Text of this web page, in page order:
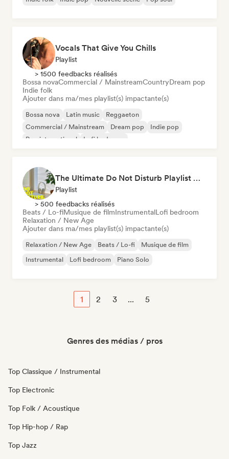
Vocals That Give You Chills
Playlist
> 1500 feedbacks réalisés
Bossa novaCommercial / MainstreamCountryDream pop
Indie folk
Ajouter dans ma/mes playlist(s) impactante(s)
Bossa nova Latin music
Reggaeton
Commercial / Mainstream
Dream pop
Indie pop
Pop international
Lofi bedroom
The Ultimate Do Not Disturb Playlist 🔕 Neo-Classical & Ambient Piano
Playlist
> 500 feedbacks réalisés
Beats / Lo-fiMusique de filmInstrumentalLofi bedroom
Relaxation / New Age
Ajouter dans ma/mes playlist(s) impactante(s)
Relaxation / New Age Beats / Lo-fi
Musique de film
Instrumental
Lofi bedroom Piano Solo
1 2 3 ... 5
Genres des médias / pros
Top Classique / Instrumental
Top Electronic
Top Folk / Acoustique
Top Hip-hop / Rap
Top Jazz